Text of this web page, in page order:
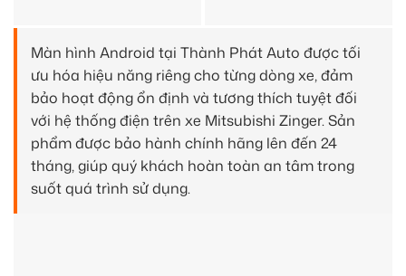
Màn hình Android tại Thành Phát Auto được tối
ưu hóa hiệu năng riêng cho từng dòng xe, đảm
bảo hoạt động ổn định và tương thích tuyệt đối
với hệ thống điện trên xe Mitsubishi Zinger. Sản
phẩm được bảo hành chính hãng lên đến 24
tháng, giúp quý khách hoàn toàn an tâm trong
suốt quá trình sử dụng.